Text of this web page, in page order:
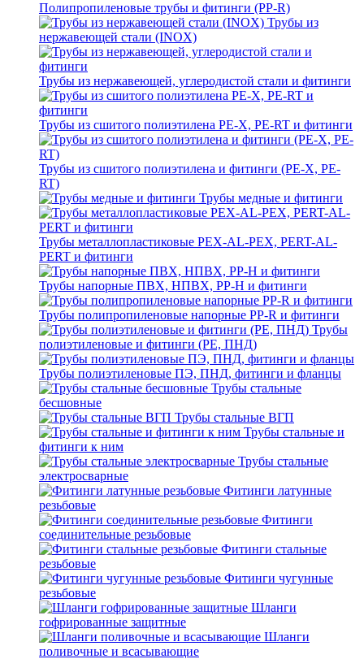
Полипропиленовые трубы и фитинги (PP-R)
Трубы из
нержавеющей стали (INOX)
Трубы из нержавеющей, углеродистой стали и фитинги
Трубы из сшитого полиэтилена PE-X, PE-RT и фитинги
Трубы из сшитого полиэтилена и фитинги (PE-X, PE-
RT)
Трубы медные и фитинги
Трубы металлопластиковые PEX-AL-PEX, PERT-AL-
PERT и фитинги
Трубы напорные ПВХ, НПВХ, PP-H и фитинги
Трубы полипропиленовые напорные PP-R и фитинги
Трубы
полиэтиленовые и фитинги (PE, ПНД)
Трубы полиэтиленовые ПЭ, ПНД, фитинги и фланцы
Трубы стальные
бесшовные
Трубы стальные ВГП
Трубы стальные и
фитинги к ним
Трубы стальные
электросварные
Фитинги латунные
резьбовые
Фитинги
соединительные резьбовые
Фитинги стальные
резьбовые
Фитинги чугунные
резьбовые
Шланги
гофрированные защитные
Шланги
поливочные и всасывающие